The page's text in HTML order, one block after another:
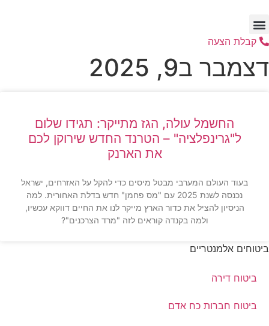
לתוכן
קבלת הצעה
דצמבר ב9, 2025
החשמל עולה, הגז מתייקר: תגידו שלום
ל"גרינפלציה" – הטרנד החדש שירוקן לכם
את הארנק
בעוד העולם המערבי מבטל מיסים כדי להקל על האזרחים, ישראל
נכנסה לשנת 2025 עם "מס פחמן" חדש בדלת האחורית. למה
הניסיון להציל את כדור הארץ מייקר לנו את החיים דווקא עכשיו,
ולמה בקנדה קוראים לזה "מרד הצרכנים"?
ביטוחים אלמנטריים
ביטוח דירה
ביטוח חברות כח אדם